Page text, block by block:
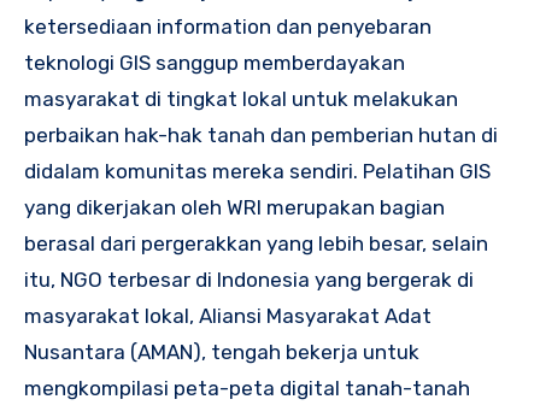
ketersediaan information dan penyebaran
teknologi GIS sanggup memberdayakan
masyarakat di tingkat lokal untuk melakukan
perbaikan hak-hak tanah dan pemberian hutan di
didalam komunitas mereka sendiri. Pelatihan GIS
yang dikerjakan oleh WRI merupakan bagian
berasal dari pergerakkan yang lebih besar, selain
itu, NGO terbesar di Indonesia yang bergerak di
masyarakat lokal, Aliansi Masyarakat Adat
Nusantara (AMAN), tengah bekerja untuk
mengkompilasi peta-peta digital tanah-tanah